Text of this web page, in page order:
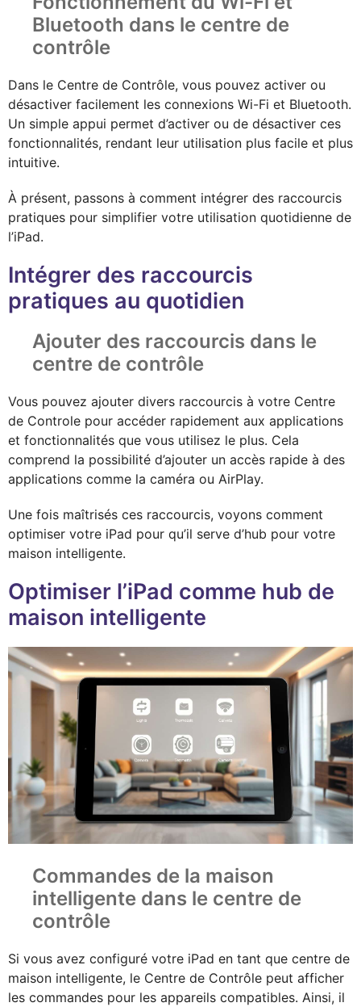
Bluetooth dans le centre de
contrôle
Dans le Centre de Contrôle, vous pouvez activer ou
désactiver facilement les connexions Wi-Fi et Bluetooth.
Un simple appui permet d’activer ou de désactiver ces
fonctionnalités, rendant leur utilisation plus facile et plus
intuitive.
À présent, passons à comment intégrer des raccourcis
pratiques pour simplifier votre utilisation quotidienne de
l’iPad.
Intégrer des raccourcis
pratiques au quotidien
Ajouter des raccourcis dans le
centre de contrôle
Vous pouvez ajouter divers raccourcis à votre Centre
de Controle pour accéder rapidement aux applications
et fonctionnalités que vous utilisez le plus. Cela
comprend la possibilité d’ajouter un accès rapide à des
applications comme la caméra ou AirPlay.
Une fois maîtrisés ces raccourcis, voyons comment
optimiser votre iPad pour qu’il serve d’hub pour votre
maison intelligente.
Optimiser l’iPad comme hub de
maison intelligente
Commandes de la maison
intelligente dans le centre de
contrôle
Si vous avez configuré votre iPad en tant que centre de
maison intelligente, le Centre de Contrôle peut afficher
les commandes pour les appareils compatibles. Ainsi, il